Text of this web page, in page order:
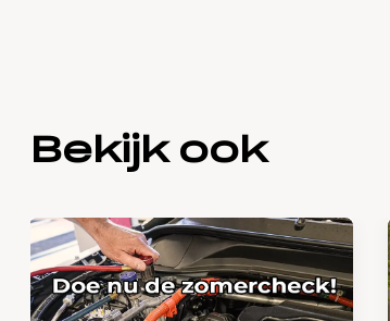
Bekijk ook